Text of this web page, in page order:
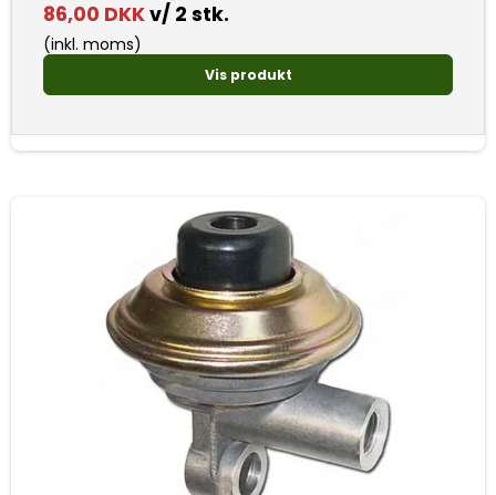
86,00 DKKv/ 2 stk.
(inkl. moms)
Vis produkt